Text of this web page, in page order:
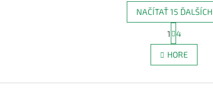
O
v
l
d
NAČÍTAŤ 15 ĎALŠÍCH
t
r
á
n
1 4
HORE